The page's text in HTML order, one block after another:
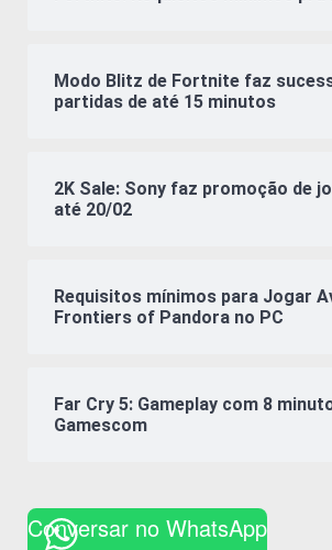
Modo Blitz de Fortnite faz
partidas de até 15 minutos
2K Sale: Sony faz promoção de
até 20/02
Requisitos mínimos para Jogar
Frontiers of Pandora no PC
Far Cry 5: Gameplay com 8
Gamescom
Conversar no WhatsApp